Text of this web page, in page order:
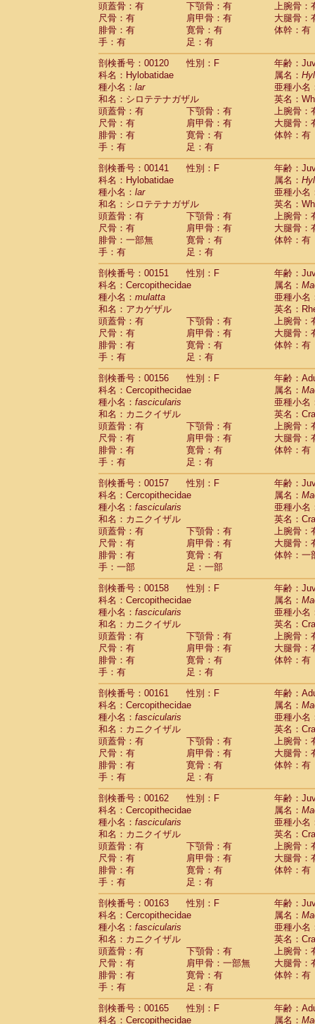
頭蓋骨：有
下顎骨：有
上腕骨：
尺骨：有
肩甲骨：有
大腿骨：
腓骨：有
寛骨：有
体幹：有
手：有
足：有
剖検番号：00120
性別：F
年齢：
科名：Hylobatidae
属名：
種小名： lar
亜種小名
和名：シロテテナガザル
英名：
頭蓋骨：有
下顎骨：有
上腕骨：
尺骨：有
肩甲骨：有
大腿骨：
腓骨：有
寛骨：有
体幹：有
手：有
足：有
剖検番号：00141
性別：F
年齢：
科名：Hylobatidae
属名：
種小名： lar
亜種小名
和名：シロテテナガザル
英名：
頭蓋骨：有
下顎骨：有
上腕骨：
尺骨：有
肩甲骨：有
大腿骨：
腓骨：一部無
寛骨：有
体幹：有
手：有
足：有
剖検番号：00151
性別：F
年齢：
科名：Cercopithecidae
属名：
種小名： mulatta
亜種小名
和名：アカゲザル
英名：
頭蓋骨：有
下顎骨：有
上腕骨：
尺骨：有
肩甲骨：有
大腿骨：
腓骨：有
寛骨：有
体幹：有
手：有
足：有
剖検番号：00156
性別：F
年齢：
科名：Cercopithecidae
属名：
種小名： fascicularis
亜種小名
和名：カニクイザル
英名：
頭蓋骨：有
下顎骨：有
上腕骨：
尺骨：有
肩甲骨：有
大腿骨：
腓骨：有
寛骨：有
体幹：有
手：有
足：有
剖検番号：00157
性別：F
年齢：
科名：Cercopithecidae
属名：
種小名： fascicularis
亜種小名
和名：カニクイザル
英名：
頭蓋骨：有
下顎骨：有
上腕骨：
尺骨：有
肩甲骨：有
大腿骨：
腓骨：有
寛骨：有
体幹：一
手：一部
足：一部
剖検番号：00158
性別：F
年齢：
科名：Cercopithecidae
属名：
種小名： fascicularis
亜種小名
和名：カニクイザル
英名：
頭蓋骨：有
下顎骨：有
上腕骨：
尺骨：有
肩甲骨：有
大腿骨：
腓骨：有
寛骨：有
体幹：有
手：有
足：有
剖検番号：00161
性別：F
年齢：
科名：Cercopithecidae
属名：
種小名： fascicularis
亜種小名
和名：カニクイザル
英名：
頭蓋骨：有
下顎骨：有
上腕骨：
尺骨：有
肩甲骨：有
大腿骨：
腓骨：有
寛骨：有
体幹：有
手：有
足：有
剖検番号：00162
性別：F
年齢：
科名：Cercopithecidae
属名：
種小名： fascicularis
亜種小名
和名：カニクイザル
英名：
頭蓋骨：有
下顎骨：有
上腕骨：
尺骨：有
肩甲骨：有
大腿骨：
腓骨：有
寛骨：有
体幹：有
手：有
足：有
剖検番号：00163
性別：F
年齢：
科名：Cercopithecidae
属名：
種小名： fascicularis
亜種小名
和名：カニクイザル
英名：
頭蓋骨：有
下顎骨：有
上腕骨：
尺骨：有
肩甲骨：一部無
大腿骨：
腓骨：有
寛骨：有
体幹：有
手：有
足：有
剖検番号：00165
性別：F
年齢：
科名：Cercopithecidae
属名：